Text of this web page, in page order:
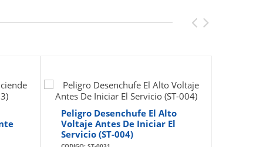
Peligro Desenchufe El Alto
Voltaje Antes De Iniciar El
Servicio (ST-004)